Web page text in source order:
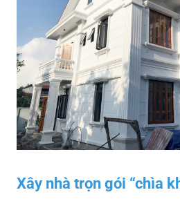
Xây nhà trọn gói “chìa